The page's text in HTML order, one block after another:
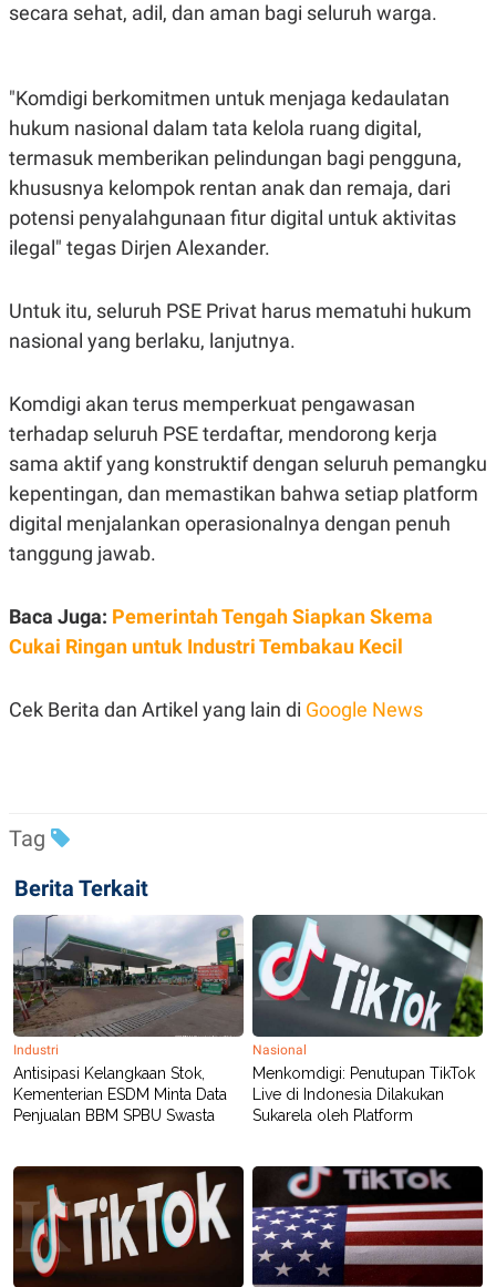
A
Y
E
.
I
D
L
N
G
G
A
N
C
E
T
K
N
E
R
J
A
I
T
E
E
P
P
E
R
A
D
E
R
T
I
S
I
K
G
M
I
PEDOMAN
PEMBERITAAN
SIBER
PRIVACY
POLICY
secara sehat, adil, dan aman bagi seluruh warga.
"Komdigi berkomitmen untuk menjaga kedaulatan
hukum nasional dalam tata kelola ruang digital,
termasuk memberikan pelindungan bagi pengguna,
khususnya kelompok rentan anak dan remaja, dari
potensi penyalahgunaan fitur digital untuk aktivitas
ilegal" tegas Dirjen Alexander.
Untuk itu, seluruh PSE Privat harus mematuhi hukum
nasional yang berlaku, lanjutnya.
Komdigi akan terus memperkuat pengawasan
terhadap seluruh PSE terdaftar, mendorong kerja
sama aktif yang konstruktif dengan seluruh pemangku
kepentingan, dan memastikan bahwa setiap platform
digital menjalankan operasionalnya dengan penuh
tanggung jawab.
Baca Juga: Pemerintah Tengah Siapkan Skema
Cukai Ringan untuk Industri Tembakau Kecil
Cek Berita dan Artikel yang lain di Google News
Tag
Berita Terkait
Industri
Antisipasi Kelangkaan Stok,
Kementerian ESDM Minta Data
Penjualan BBM SPBU Swasta
Nasional
Menkomdigi: Penutupan TikTok
Live di Indonesia Dilakukan
Sukarela oleh Platform